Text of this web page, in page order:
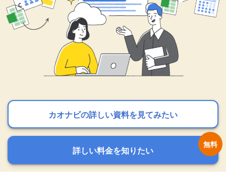
カオナビの詳しい資料を見てみたい
詳しい料金を知りたい
カオナビの詳しい資料を見てみたい
詳しい料金を知りたい
カオナビの詳しい資料を見てみたい
詳しい料金を知りたい